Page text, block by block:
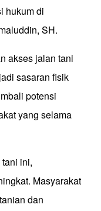
hukum di
SH.
akses jalan tani
sasaran fisik
potensi
yang selama
ini,
Masyarakat
dan